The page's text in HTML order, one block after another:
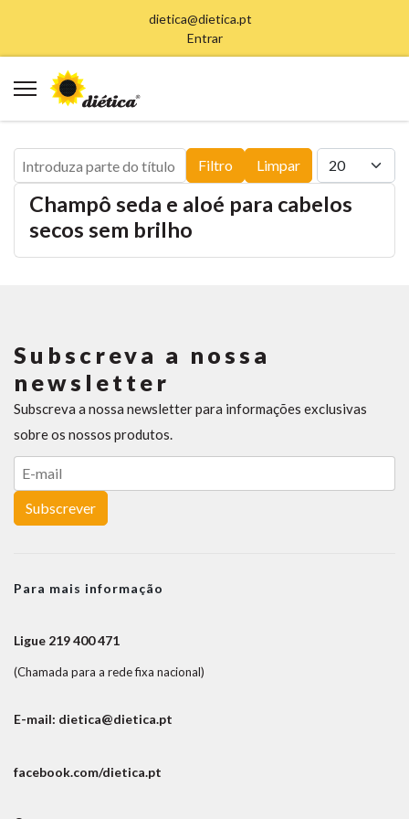
dietica@dietica.pt
Entrar
Introduza parte do título Filtro Limpar Qtd. a exibir
Champô seda e aloé para cabelos
secos sem brilho
Subscreva a nossa
newsletter
Subscreva a nossa newsletter para informações exclusivas
sobre os nossos produtos.
Subscrever
Para mais informação
Ligue 219 400 471
(Chamada para a rede fixa nacional)
E-mail: dietica@dietica.pt
facebook.com/dietica.pt